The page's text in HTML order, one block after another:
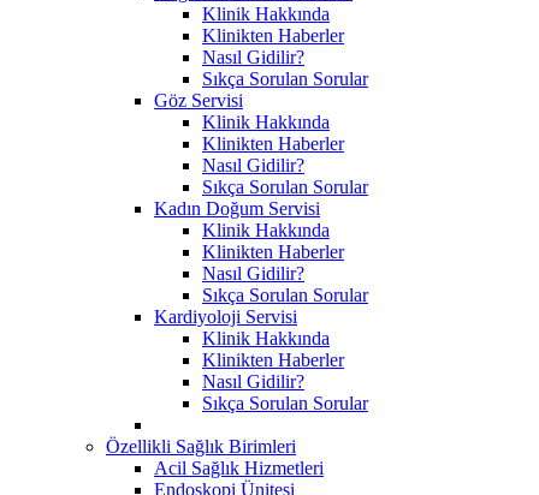
Klinik Hakkında
Klinikten Haberler
Nasıl Gidilir?
Sıkça Sorulan Sorular
Göz Servisi
Klinik Hakkında
Klinikten Haberler
Nasıl Gidilir?
Sıkça Sorulan Sorular
Kadın Doğum Servisi
Klinik Hakkında
Klinikten Haberler
Nasıl Gidilir?
Sıkça Sorulan Sorular
Kardiyoloji Servisi
Klinik Hakkında
Klinikten Haberler
Nasıl Gidilir?
Sıkça Sorulan Sorular
Özellikli Sağlık Birimleri
Acil Sağlık Hizmetleri
Endoskopi Ünitesi